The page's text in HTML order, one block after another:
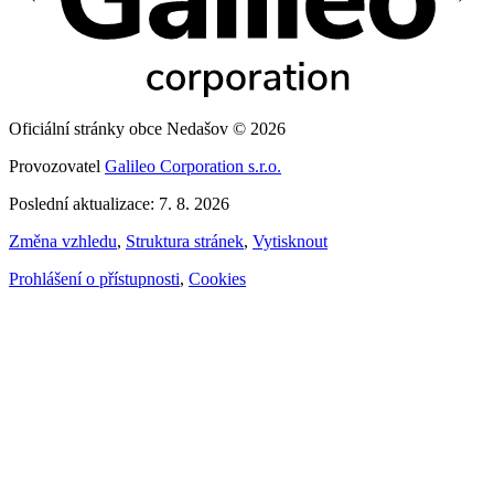
Oficiální stránky obce Nedašov © 2026
Provozovatel Galileo Corporation s.r.o.
Poslední aktualizace: 7. 8. 2026
Změna vzhledu, Struktura stránek, Vytisknout
Prohlášení o přístupnosti, Cookies